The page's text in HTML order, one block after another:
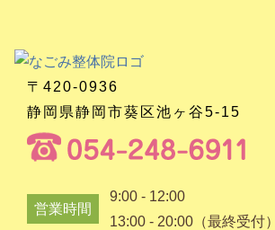
〒420-0936
静岡県静岡市葵区池ヶ谷5-15
営業時間
9:00 - 12:00
13:00 - 20:00（最終受付）